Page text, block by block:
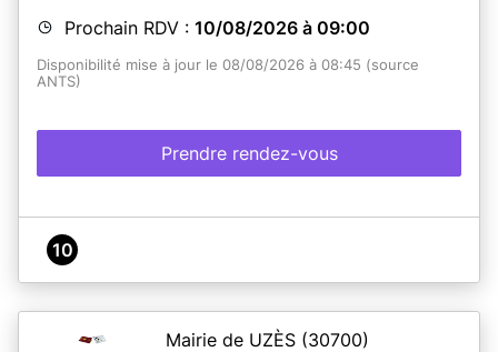
Prochain RDV : 10/08/2026 à 09:00
Disponibilité mise à jour le 08/08/2026 à 08:45 (source
ANTS)
Prendre rendez-vous
10
Mairie de UZÈS (30700)